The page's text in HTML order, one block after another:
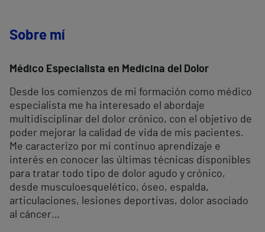
Sobre mí
Médico Especialista en Medicina del Dolor
Desde los comienzos de mi formación como médico
especialista me ha interesado el abordaje
multidisciplinar del dolor crónico, con el objetivo de
poder mejorar la calidad de vida de mis pacientes.
Me caracterizo por mi continuo aprendizaje e
interés en conocer las últimas técnicas disponibles
para tratar todo tipo de dolor agudo y crónico,
desde musculoesquelético, óseo, espalda,
articulaciones, lesiones deportivas, dolor asociado
al cáncer…